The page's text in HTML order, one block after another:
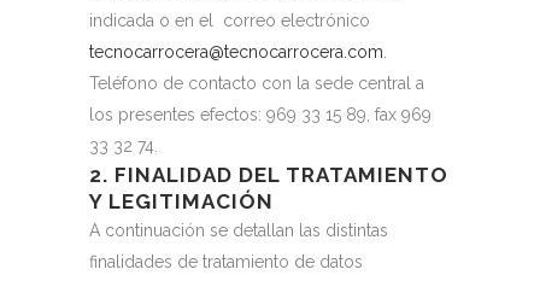
indicada o en el correo electrónico
tecnocarrocera@tecnocarrocera.com
Teléfono de contacto con la sede central a
los presentes efectos: 969 33 15 89, fax 969
33 32 74.
2. FINALIDAD DEL TRATAMIENTO
Y LEGITIMACIÓN
A continuación se detallan las distintas
finalidades de tratamiento de datos